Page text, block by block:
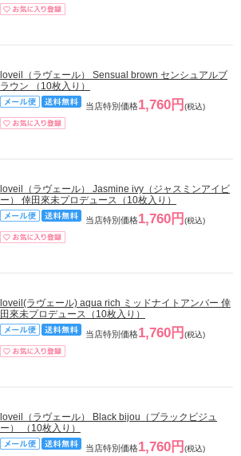
loveil（ラヴェール） Sensual brown センシュアルブ
ラウン （10枚入り）
当店特別価格1,760円 (税込)
loveil（ラヴェール） Jasmine ivy（ジャスミンアイビ
ー） 倖田來未プロデュース（10枚入り）
当店特別価格1,760円 (税込)
loveil(ラヴェール) aqua rich ミッドナイトアンバー 倖
田來未プロデュース（10枚入り）
当店特別価格1,760円 (税込)
loveil（ラヴェール） Black bijou（ブラックビジュ
ー） （10枚入り）
当店特別価格1,760円 (税込)